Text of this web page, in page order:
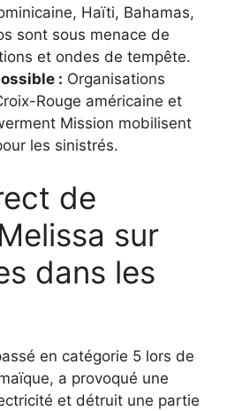
Haïti, Bahamas,
sont sous menace de
et ondes de tempête.
: Organisations
Rouge américaine et
Mission mobilisent
les sinistrés.
de
sur
dans les
en catégorie 5 lors de
a provoqué une
et détruit une partie